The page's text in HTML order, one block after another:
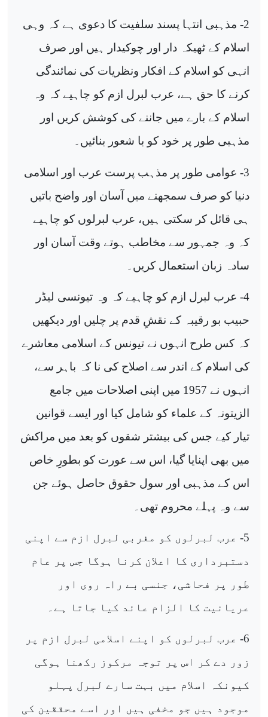
2- مذہبی انتہا پسند سلفیت کا دعوی ہے کہ وہی
اسلام کے ٹھیکہ دار اور چوکیدار ہیں اور صرف
انہی کو اسلام کے افکار ونظریات کی نمائندگی
کرنے کا حق ہے، عرب لبرل ازم کو چاہیے کہ وہ
اسلام کے بارے میں جاننے کی کوشش کریں اور
مذہبی طور پر خود کو با شعور بنائیں۔
3- عوامی طور پر مذہب پرست عرب اور اسلامی
دنیا کو صرف سمجھنے میں آسان اور واضح باتیں
ہی قائل کر سکتی ہیں، عرب لبرلوں کو چاہیے
کہ وہ جمہور سے مخاطب ہوتے وقت آسان اور
سادہ زبان استعمال کریں۔
4- عرب لبرل ازم کو چاہیے کہ وہ تیونسی لیڈر
حبیب بو رقیبہ کے نقشِ قدم پر چلیں اور دیکھیں
کہ کس طرح انہوں نے تیونس کے اسلامی معاشرے
کی اسلام کے اندر سے اصلاح کی نا کہ باہر سے،
انہوں نے 1957 میں اپنی اصلاحات میں جامع
الزیتونہ کے علماء کو شامل کیا اور ایسے قوانین
تیار کیے جس کی بیشتر شقوں کو بعد میں مراکش
میں بھی اپنایا گیا، اس سے عورت کو بطورِ خاص
اس کے مذہبی اور سول حقوق حاصل ہوئے جن
سے وہ پہلے محروم تھی۔
5- عرب لبرلوں کو مغربی لبرل ازم سے اپنی
دستبرداری کا اعلان کرنا ہوگا جس پر عام
طور پر فحاشی، جنسی بے راہ روی اور
عریانیت کا الزام عائد کیا جاتا ہے۔
6- عرب لبرلوں کو اپنے اسلامی لبرل ازم پر
زور دے کر اس پر توجہ مرکوز رکھنا ہوگی
کیونکہ اسلام میں بہت سارے لبرل پہلو
موجود ہیں جو مخفی ہیں اور اسے محققین کی